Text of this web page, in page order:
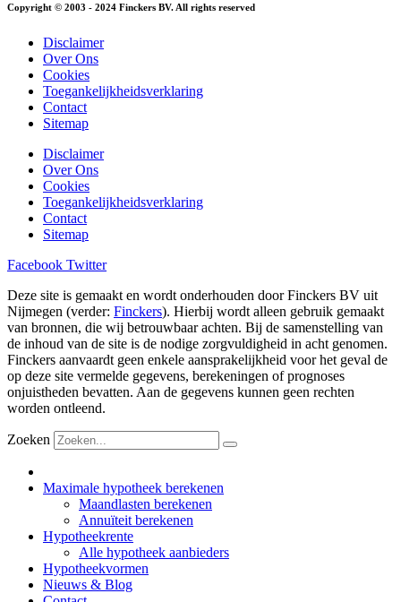
Copyright © 2003 - 2024 Finckers BV. All rights reserved
Disclaimer
Over Ons
Cookies
Toegankelijkheidsverklaring
Contact
Sitemap
Disclaimer
Over Ons
Cookies
Toegankelijkheidsverklaring
Contact
Sitemap
Facebook Twitter
Deze site is gemaakt en wordt onderhouden door Finckers BV uit
Nijmegen (verder: Finckers). Hierbij wordt alleen gebruik gemaakt
van bronnen, die wij betrouwbaar achten. Bij de samenstelling van
de inhoud van de site is de nodige zorgvuldigheid in acht genomen.
Finckers aanvaardt geen enkele aansprakelijkheid voor het geval de
op deze site vermelde gegevens, berekeningen of prognoses
onjuistheden bevatten. Aan de gegevens kunnen geen rechten
worden ontleend.
Zoeken
Maximale hypotheek berekenen
Maandlasten berekenen
Annuïteit berekenen
Hypotheekrente
Alle hypotheek aanbieders
Hypotheekvormen
Nieuws & Blog